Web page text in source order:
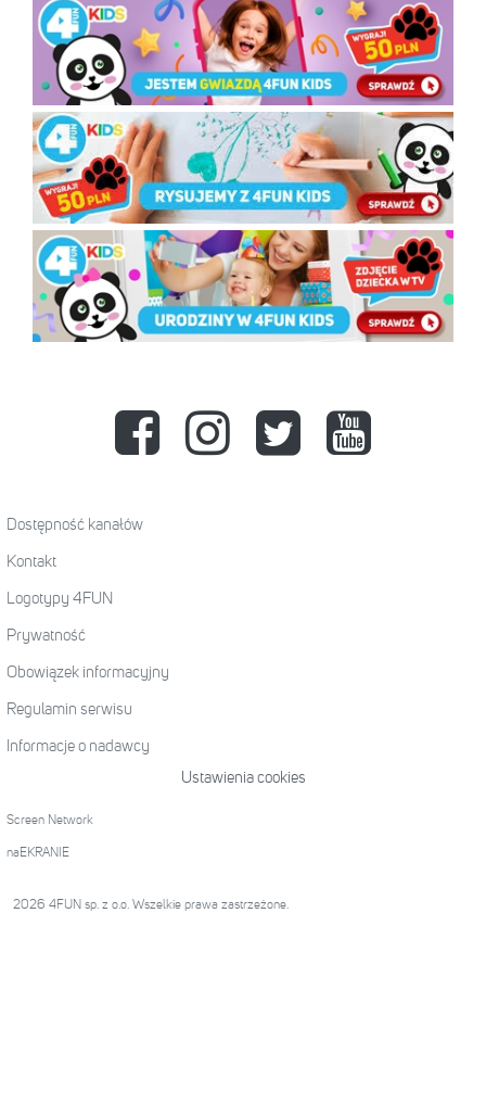
Dostępność kanałów
Kontakt
Logotypy 4FUN
Prywatność
Obowiązek informacyjny
Regulamin serwisu
Informacje o nadawcy
Ustawienia cookies
Screen Network
naEKRANIE
2026 4FUN sp. z o.o. Wszelkie prawa zastrzeżone.